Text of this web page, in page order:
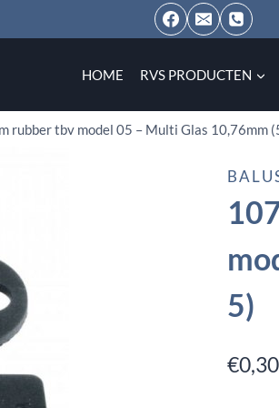
HOME RVS PRODUCTEN
rubber tbv model 05 – Multi Glas 10,76mm
5)
€0,30